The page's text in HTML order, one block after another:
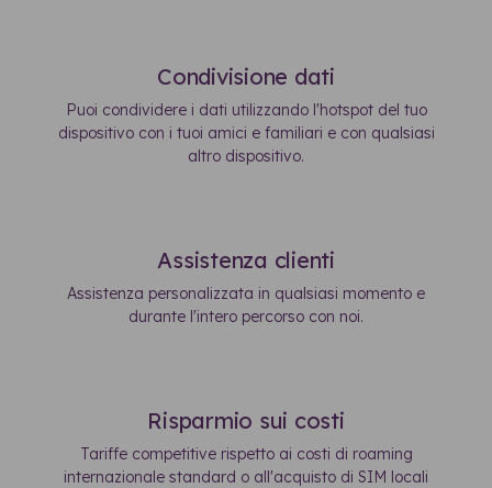
Condivisione dati
Puoi condividere i dati utilizzando l'hotspot del tuo
dispositivo con i tuoi amici e familiari e con qualsiasi
altro dispositivo.
Assistenza clienti
Assistenza personalizzata in qualsiasi momento e
durante l'intero percorso con noi.
Risparmio sui costi
Tariffe competitive rispetto ai costi di roaming
internazionale standard o all'acquisto di SIM locali